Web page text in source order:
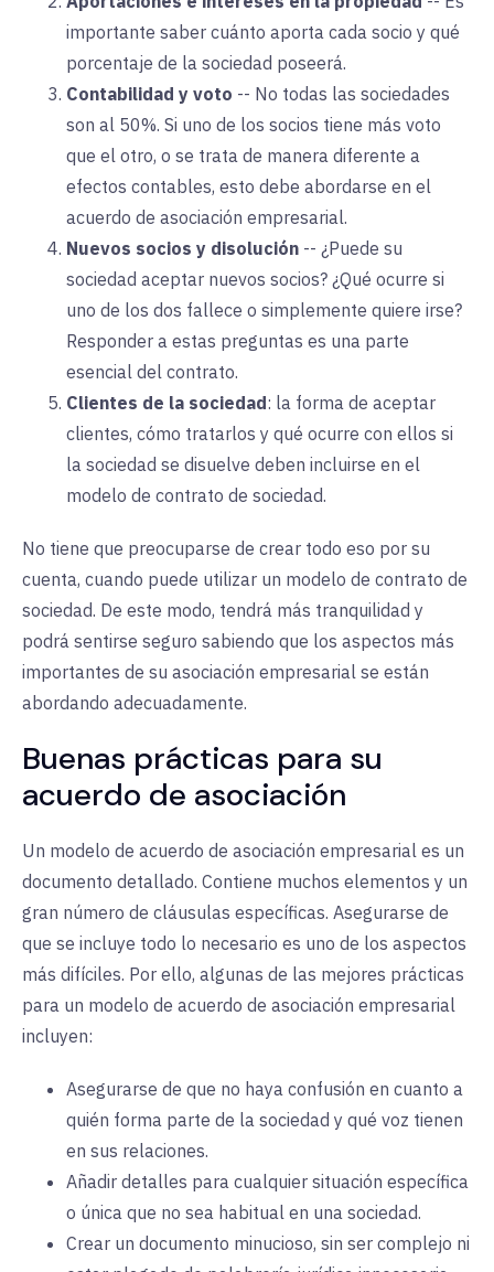
importante saber cuánto aporta cada socio y qué
porcentaje de la sociedad poseerá.
Contabilidad y voto -- No todas las sociedades
son al 50%. Si uno de los socios tiene más voto
que el otro, o se trata de manera diferente a
efectos contables, esto debe abordarse en el
acuerdo de asociación empresarial.
Nuevos socios y disolución -- ¿Puede su
sociedad aceptar nuevos socios? ¿Qué ocurre si
uno de los dos fallece o simplemente quiere irse?
Responder a estas preguntas es una parte
esencial del contrato.
Clientes de la sociedad: la forma de aceptar
clientes, cómo tratarlos y qué ocurre con ellos si
la sociedad se disuelve deben incluirse en el
modelo de contrato de sociedad.
No tiene que preocuparse de crear todo eso por su
cuenta, cuando puede utilizar un modelo de contrato de
sociedad. De este modo, tendrá más tranquilidad y
podrá sentirse seguro sabiendo que los aspectos más
importantes de su asociación empresarial se están
abordando adecuadamente.
Buenas prácticas para su
acuerdo de asociación
Un modelo de acuerdo de asociación empresarial es un
documento detallado. Contiene muchos elementos y un
gran número de cláusulas específicas. Asegurarse de
que se incluye todo lo necesario es uno de los aspectos
más difíciles. Por ello, algunas de las mejores prácticas
para un modelo de acuerdo de asociación empresarial
incluyen:
Asegurarse de que no haya confusión en cuanto a
quién forma parte de la sociedad y qué voz tienen
en sus relaciones.
Añadir detalles para cualquier situación específica
o única que no sea habitual en una sociedad.
Crear un documento minucioso, sin ser complejo ni